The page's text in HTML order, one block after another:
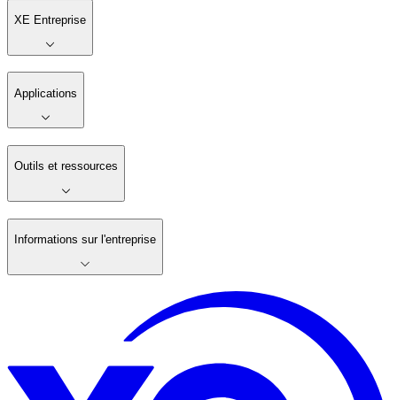
XE Entreprise
Applications
Outils et ressources
Informations sur l'entreprise